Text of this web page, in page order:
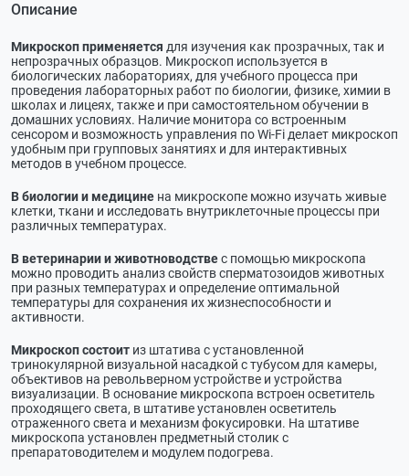
Описание
Микроскоп применяется для изучения как прозрачных, так и
непрозрачных образцов. Микроскоп используется в
биологических лабораториях, для учебного процесса при
проведения лабораторных работ по биологии, физике, химии в
школах и лицеях, также и при самостоятельном обучении в
домашних условиях. Наличие монитора со встроенным
сенсором и возможность управления по Wi-Fi делает микроскоп
удобным при групповых занятиях и для интерактивных
методов в учебном процессе.
В биологии и медицине на микроскопе можно изучать живые
клетки, ткани и исследовать внутриклеточные процессы при
различных температурах.
В ветеринарии и животноводствес помощью микроскопа
можно проводить анализ свойств сперматозоидов животных
при разных температурах и определение оптимальной
температуры для сохранения их жизнеспособности и
активности.
Микроскоп состоит из штатива с установленной
тринокулярной визуальной насадкой с тубусом для камеры,
объективов на револьверном устройстве и устройства
визуализации. В основание микроскопа встроен осветитель
проходящего света, в штативе установлен осветитель
отраженного света и механизм фокусировки. На штативе
микроскопа установлен предметный столик с
препаратоводителем и модулем подогрева.